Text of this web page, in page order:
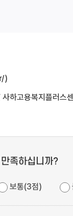
)
사하고용복지플러
족하십니까?
보통(3점)